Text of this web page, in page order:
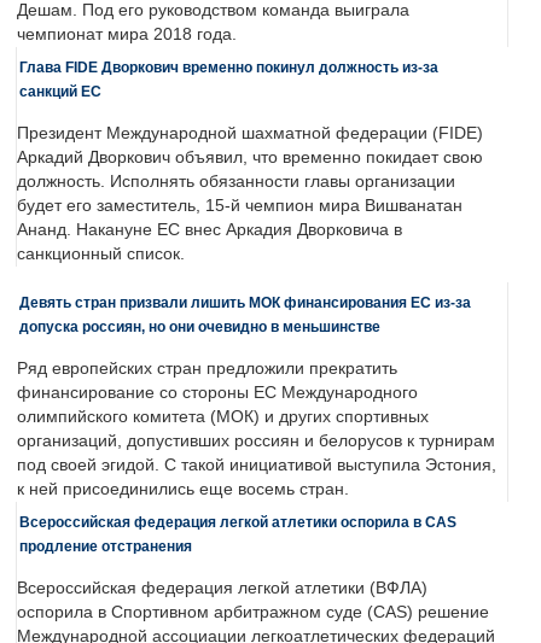
Дешам. Под его руководством команда выиграла
чемпионат мира 2018 года.
Глава FIDE Дворкович временно покинул должность из-за
санкций ЕС
Президент Международной шахматной федерации (FIDE)
Аркадий Дворкович объявил, что временно покидает свою
должность. Исполнять обязанности главы организации
будет его заместитель, 15-й чемпион мира Вишванатан
Ананд. Накануне ЕС внес Аркадия Дворковича в
санкционный список.
Девять стран призвали лишить МОК финансирования ЕС из-за
допуска россиян, но они очевидно в меньшинстве
Ряд европейских стран предложили прекратить
финансирование со стороны ЕС Международного
олимпийского комитета (МОК) и других спортивных
организаций, допустивших россиян и белорусов к турнирам
под своей эгидой. С такой инициативой выступила Эстония,
к ней присоединились еще восемь стран.
Всероссийская федерация легкой атлетики оспорила в CAS
продление отстранения
Всероссийская федерация легкой атлетики (ВФЛА)
оспорила в Спортивном арбитражном суде (CAS) решение
Международной ассоциации легкоатлетических федераций